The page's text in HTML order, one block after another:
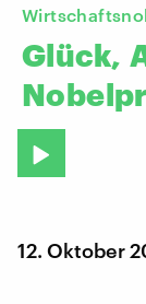
Glück,
12. Oktober